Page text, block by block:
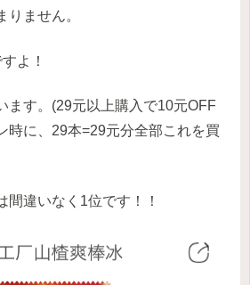
りません。
よ！
ます。(29元以上購入で10元OFF
時に、29本=29元分全部これを買
間違いなく1位です！！